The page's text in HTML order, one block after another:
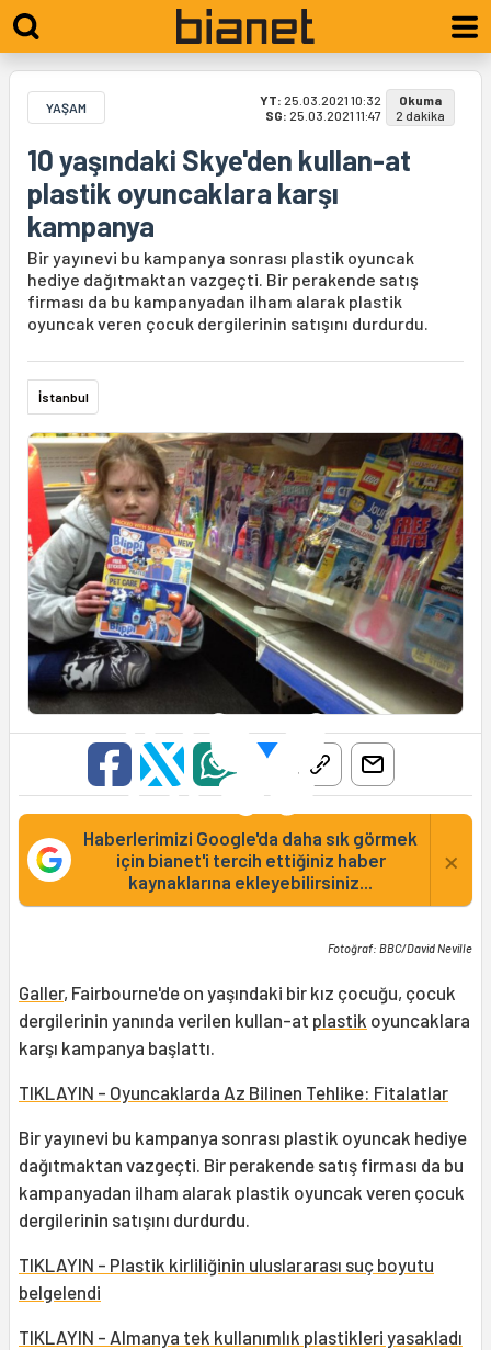
YAŞAM YT: 25.03.2021 10:32
SG: 25.03.2021 11:47
Okuma
2 dakika
10 yaşındaki Skye'den kullan-at
plastik oyuncaklara karşı
kampanya
Bir yayınevi bu kampanya sonrası plastik oyuncak
hediye dağıtmaktan vazgeçti. Bir perakende satış
firması da bu kampanyadan ilham alarak plastik
oyuncak veren çocuk dergilerinin satışını durdurdu.
İstanbul
Haberlerimizi Google'da daha sık görmek
için bianet'i tercih ettiğiniz haber
kaynaklarına ekleyebilirsiniz...
×
Fotoğraf: BBC/David Neville
Galler, Fairbourne'de on yaşındaki bir kız çocuğu, çocuk
dergilerinin yanında verilen kullan-at plastik oyuncaklara
karşı kampanya başlattı.
TIKLAYIN - Oyuncaklarda Az Bilinen Tehlike: Fitalatlar
Bir yayınevi bu kampanya sonrası plastik oyuncak hediye
dağıtmaktan vazgeçti. Bir perakende satış firması da bu
kampanyadan ilham alarak plastik oyuncak veren çocuk
dergilerinin satışını durdurdu.
TIKLAYIN - Plastik kirliliğinin uluslararası suç boyutu
belgelendi
TIKLAYIN - Almanya tek kullanımlık plastikleri yasakladı